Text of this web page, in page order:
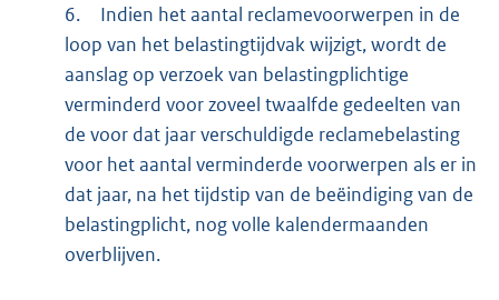
6.
Indien het aantal reclamevoorwerpen in de
loop van het belastingtijdvak wijzigt, wordt de
aanslag op verzoek van belastingplichtige
verminderd voor zoveel twaalfde gedeelten van
de voor dat jaar verschuldigde reclamebelasting
voor het aantal verminderde voorwerpen als er in
dat jaar, na het tijdstip van de beëindiging van de
belastingplicht, nog volle kalendermaanden
overblijven.